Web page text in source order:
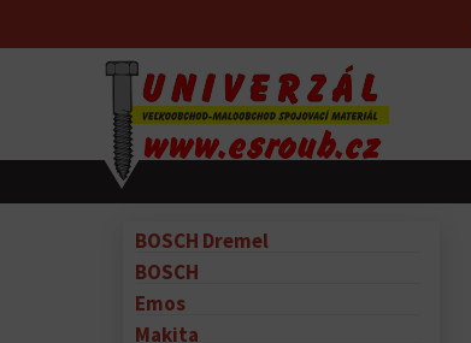
BOSCH Dremel
BOSCH
Emos
Makita